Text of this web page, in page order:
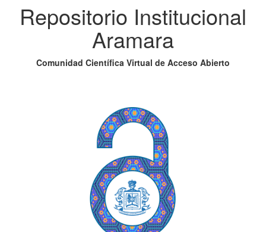
Repositorio Institucional
Aramara
Comunidad Científica Virtual de Acceso Abierto